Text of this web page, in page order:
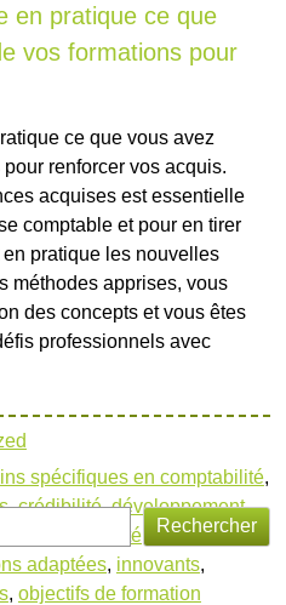
en pratique ce que
vos formations pour
ce que vous avez
renforcer vos acquis.
acquises est essentielle
comptable et pour en tirer
pratique les nouvelles
méthodes apprises, vous
des concepts et vous êtes
professionnels avec
spécifiques en comptabilité,
,crédibilité,développement
fiabilité,
formation
adaptées, innovants,
, objectifs de formation
Rechercher